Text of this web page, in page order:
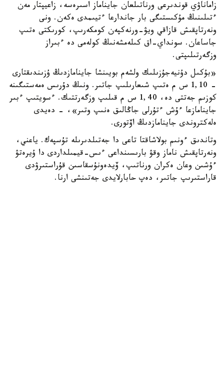
زاماناۋي قوندىرعى ورناتىلعان جايناماز اسىرەسە، زاعيپتار مەن
ءتىلىنىڭ مۇكىستىگى بار جاندارعا ءتيىمدى ەكەن. ونى
ونەرتاپقىش قازاقي ويۋ-ورنەكپەن كومكەرىپ، كورىكتى ەتىپ
جاساعان. سونداي-اق كىلەمشەنىڭ كولەمى دە ءبىراز
وزگەرتىلىپتى.
«بۇكىل دۇنيەجۇزىلىك ولشەم بويىنشا جاينامازدىڭ ۇزىندىقتارى
- 1,10 س م ەتىپ شىعارىلىپ جاتىر. ونىڭ دۇرىس ەمەستىگىنە
كوزىم جەتتى دە، 1,40 س م قىلىپ وزگەرتتىك. ءسويتىپ ءبىر
جاينامازعا ءۇش ءتۇرلى جاڭالىق ەنىپ وتىر»، - دەيدى
ەلەكتروندى جاينامازدىڭ اۆتورى.
وتاندىق ءونىم بولاشاقتا تاعى دا جەتىلدىرىلە تۇسپەك. ياعني،
ونەرتاپقىش ناماز وقۋ بارىسىنداعى ءىس-قيمىلداردى دا ۇيرەتۋ
ءۇشىن وعان ەكران ورناتىپ، ۆيدەونۇسقاسىن قۇراستىرۋدى
قاراستىرىپ جاتىر، دەپ حابارلايدى جەتىنشى ارنا.